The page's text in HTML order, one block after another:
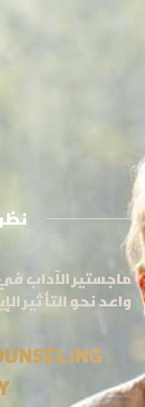
ماجستير الآداب
واعد نحو التأثير